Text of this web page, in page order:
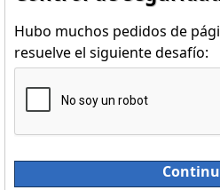
Hubo muchos pedidos de
resuelve el siguiente desafío: